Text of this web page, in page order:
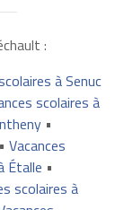
:
à Senuc
scolaires à
•
• Vacances
Étalle •
scolaires à